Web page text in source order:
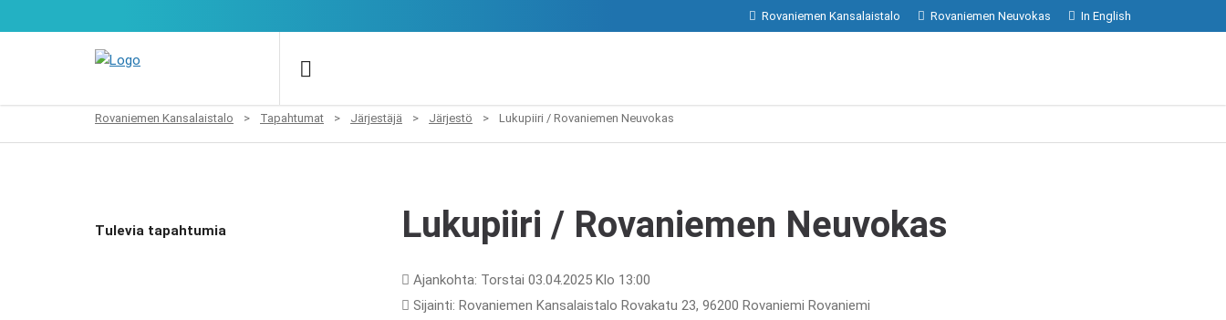
Rovaniemen Kansalaistalo Rovaniemen Neuvokas In English
Rovaniemen Kansalaistalo > Tapahtumat > Järjestäjä > Järjestö > Lukupiiri / Rovaniemen Neuvokas
Tulevia tapahtumia Lukupiiri / Rovaniemen Neuvokas
Ajankohta: Torstai 03.04.2025 Klo 13:00
Sijainti: Rovaniemen Kansalaistalo Rovakatu 23, 96200 Rovaniemi Rovaniemi